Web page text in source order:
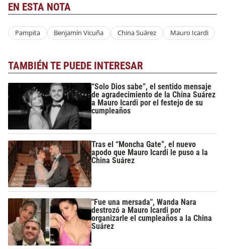
EN ESTA NOTA
Pampita Benjamín Vicuña China Suárez Mauro Icardi
TAMBIÉN TE PUEDE INTERESAR
“Solo Dios sabe”, el sentido mensaje
de agradecimiento de la China Suárez
a Mauro Icardi por el festejo de su
cumpleaños
Tras el “Moncha Gate”, el nuevo
apodo que Mauro Icardi le puso a la
China Suárez
"Fue una mersada", Wanda Nara
destrozó a Mauro Icardi por
organizarle el cumpleaños a la China
Suárez